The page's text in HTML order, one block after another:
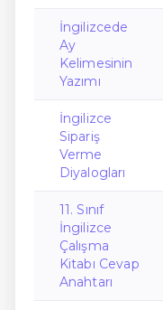
İngilizcede
Ay
Kelimesinin
Yazımı
İngilizce
Sipariş
Verme
Diyalogları
11. Sınıf
İngilizce
Çalışma
Kitabı Cevap
Anahtarı